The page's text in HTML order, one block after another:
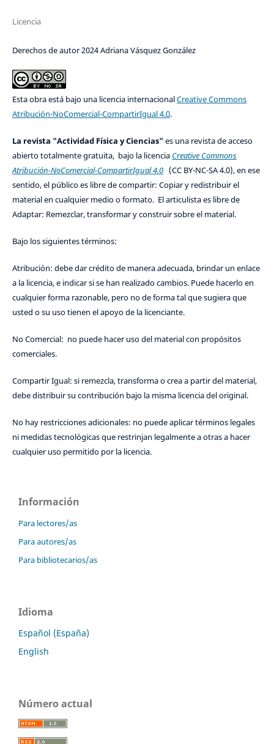
Licencia
Derechos de autor 2024 Adriana Vásquez González
Esta obra está bajo una licencia internacionalCreative Commons
Atribución-NoComercial-CompartirIgual 4.0.
La revista "Actividad Física y Ciencias" es una revista de acceso
abierto totalmente gratuita, bajo la licencia Creative Commons
Atribución-NoComercial-CompartirIgual 4.0(CC BY-NC-SA 4.0), en ese
sentido, el público es libre de compartir: Copiar y redistribuir el
material en cualquier medio o formato. El articulista es libre de
Adaptar: Remezclar, transformar y construir sobre el material.
Bajo los siguientes términos:
Atribución: debe dar crédito de manera adecuada, brindar un enlace
a la licencia, e indicar si se han realizado cambios. Puede hacerlo en
cualquier forma razonable, pero no de forma tal que sugiera que
usted o su uso tienen el apoyo de la licenciante.
No Comercial: no puede hacer uso del material con propósitos
comerciales.
Compartir Igual: si remezcla, transforma o crea a partir del material,
debe distribuir su contribución bajo la misma licencia del original.
No hay restricciones adicionales: no puede aplicar términos legales
ni medidas tecnológicas que restrinjan legalmente a otras a hacer
cualquier uso permitido por la licencia.
Información
Para lectores/as
Para autores/as
Para bibliotecarios/as
Idioma
Español (España)
English
Número actual